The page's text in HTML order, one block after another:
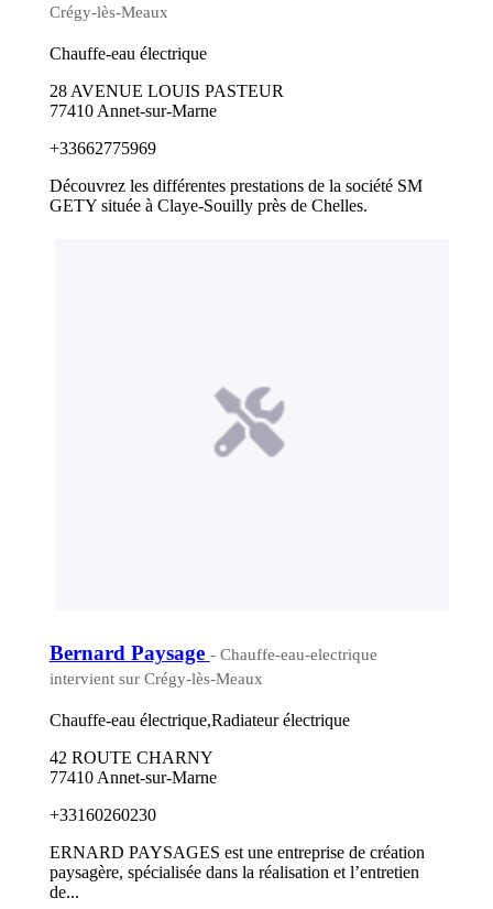
Crégy-lès-Meaux
Chauffe-eau électrique
28 AVENUE LOUIS PASTEUR
77410 Annet-sur-Marne
+33662775969
Découvrez les différentes prestations de la société SM
GETY située à Claye-Souilly près de Chelles.
Bernard Paysage - Chauffe-eau-electrique
intervient sur Crégy-lès-Meaux
Chauffe-eau électrique,Radiateur électrique
42 ROUTE CHARNY
77410 Annet-sur-Marne
+33160260230
ERNARD PAYSAGES est une entreprise de création
paysagère, spécialisée dans la réalisation et l’entretien
de...